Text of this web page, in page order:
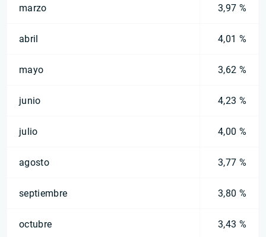
marzo 3,97 %
abril 4,01 %
mayo 3,62 %
junio 4,23 %
julio 4,00 %
agosto 3,77 %
septiembre 3,80 %
octubre 3,43 %